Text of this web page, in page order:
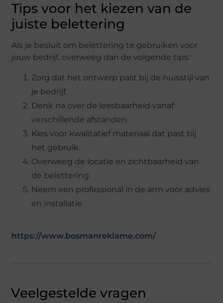
Tips voor het kiezen van de
juiste belettering
Als je besluit om belettering te gebruiken voor
jouw bedrijf, overweeg dan de volgende tips:
Zorg dat het ontwerp past bij de huisstijl van
je bedrijf.
Denk na over de leesbaarheid vanaf
verschillende afstanden.
Kies voor kwalitatief materiaal dat past bij
het gebruik.
Overweeg de locatie en zichtbaarheid van
de belettering.
Neem een professional in de arm voor advies
en installatie.
https://www.bosmanreklame.com/
Veelgestelde vragen